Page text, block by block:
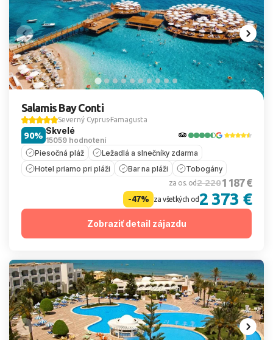
Salamis Bay Conti
Severný Cyprus Famagusta
Skvelé
15059 hodnotení
90%
Piesočná pláž
Ležadlá a slnečníky zdarma
Hotel priamo pri pláži
Bar na pláži Tobogány
za os. od2 2201 187 €
-47% za všetkých od2 373 €
Zobraziť detail zájazdu